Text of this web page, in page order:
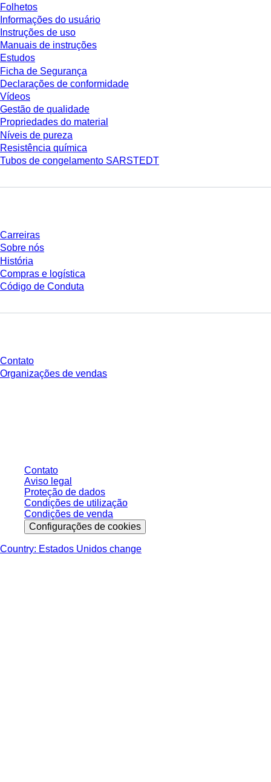
Folhetos
Informações do usuário
Instruções de uso
Manuais de instruções
Estudos
Ficha de Segurança
Declarações de conformidade
Vídeos
Gestão de qualidade
Propriedades do material
Níveis de pureza
Resistência química
Tubos de congelamento SARSTEDT
Carreiras
Sobre nós
História
Compras e logística
Código de Conduta
Contato
Organizações de vendas
Contato
Aviso legal
Proteção de dados
Condições de utilização
Condições de venda
Configurações de cookies
Country: Estados Unidos change